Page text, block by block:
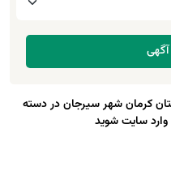
کرمان شهر سیرجان در دسته
سایت شوید